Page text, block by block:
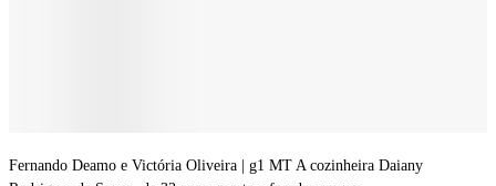
Fernando Deamo e Victória Oliveira | g1 MT A cozinheira Daiany